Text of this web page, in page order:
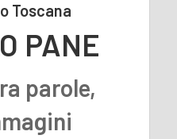
Toscana
PANE
parole,